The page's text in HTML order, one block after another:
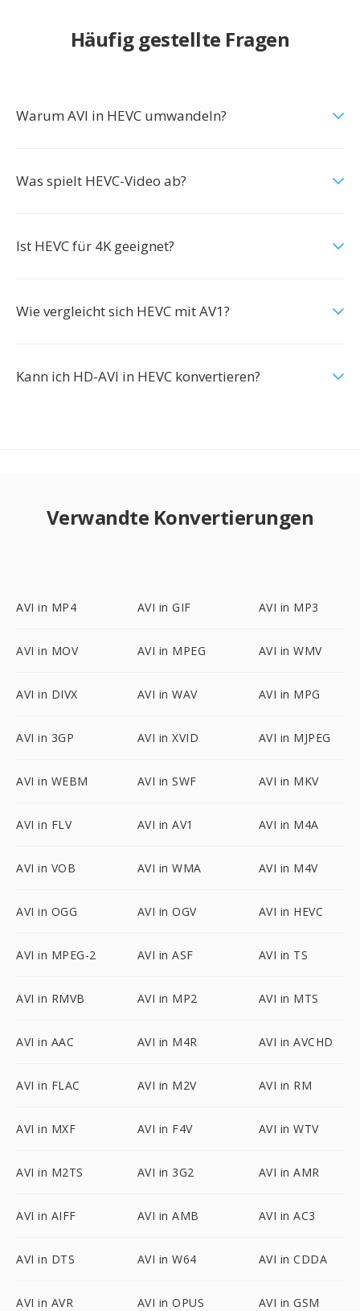
Häufig gestellte Fragen
Warum AVI in HEVC umwandeln?
Was spielt HEVC-Video ab?
Ist HEVC für 4K geeignet?
Wie vergleicht sich HEVC mit AV1?
Kann ich HD-AVI in HEVC konvertieren?
Verwandte Konvertierungen
AVI in MP4 AVI in GIF AVI in MP3
AVI in MOV AVI in MPEG AVI in WMV
AVI in DIVX AVI in WAV AVI in MPG
AVI in 3GP AVI in XVID AVI in MJPEG
AVI in WEBM AVI in SWF AVI in MKV
AVI in FLV AVI in AV1 AVI in M4A
AVI in VOB AVI in WMA AVI in M4V
AVI in OGG AVI in OGV AVI in HEVC
AVI in MPEG-2 AVI in ASF AVI in TS
AVI in RMVB AVI in MP2 AVI in MTS
AVI in AAC AVI in M4R AVI in AVCHD
AVI in FLAC AVI in M2V AVI in RM
AVI in MXF AVI in F4V AVI in WTV
AVI in M2TS AVI in 3G2 AVI in AMR
AVI in AIFF AVI in AMB AVI in AC3
AVI in DTS AVI in W64 AVI in CDDA
AVI in AVR AVI in OPUS AVI in GSM